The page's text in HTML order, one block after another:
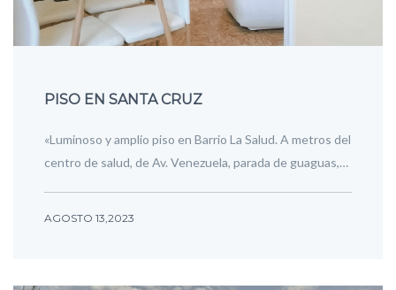
PISO EN SANTA CRUZ
«Luminoso y amplio piso en Barrio La Salud. A metros del
centro de salud, de Av. Venezuela, parada de guaguas,…
AGOSTO 13,2023